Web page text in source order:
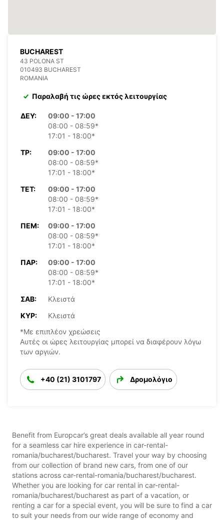
BUCHAREST
43 POLONA ST
010493 BUCHAREST
ROMANIA
Παραλαβή τις ώρες εκτός λειτουργίας
ΔΕΥ:
09:00 - 17:00
08:00 - 08:59*
17:01 - 18:00*
ΤΡ:
09:00 - 17:00
08:00 - 08:59*
17:01 - 18:00*
ΤΕΤ:
09:00 - 17:00
08:00 - 08:59*
17:01 - 18:00*
ΠΈΜ:
09:00 - 17:00
08:00 - 08:59*
17:01 - 18:00*
ΠΑΡ:
09:00 - 17:00
08:00 - 08:59*
17:01 - 18:00*
ΣΆΒ:
Κλειστά
ΚΥΡ:
Κλειστά
*Με επιπλέον χρεώσεις
Αυτές οι ώρες λειτουργίας μπορεί να διαφέρουν λόγω
των αργιών.
+40 (21) 3101797 Δρομολόγιο
Benefit from Europcar’s great deals available all year round
for a seamless car hire experience in car-rental-
romania/bucharest/bucharest. Travel your way by choosing
from our collection of brand new cars, from one of our
stations across car-rental-romania/bucharest/bucharest.
Whether you are looking for car rental in car-rental-
romania/bucharest/bucharest as part of a vacation, or
renting a car for a special event, you will be sure to find a car
to suit your needs from our wide range of economy and